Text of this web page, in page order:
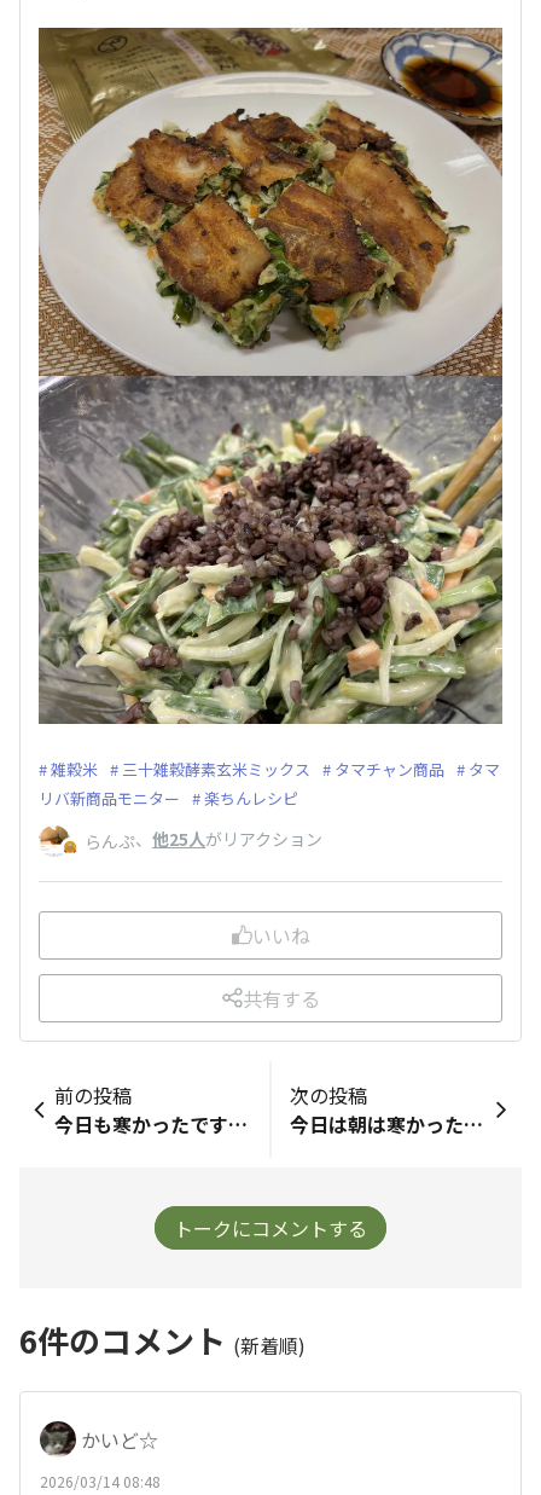
雑穀米 三十雑穀酵素玄米ミックス タマチャン商品
タマ
リバ新商品モニター
楽ちんレシピ
らんぷ、 他25人がリアクション
いいね
共有する
前の投稿
今日も寒かったですね。夕方、おさんぽ嫌いチワワのココたまとさんぽに行ってきました🐶💔 だいたい30分ぐらい歩くのですが、ココちゃん色々と病気をしてるので、大事をとって15分ぐらいに減らしました。 途中からは抱っこちゃんです。私の腕が痛いのでココちゃんは抱っこ服の中なのです。最近見つけたんですが、犬ポケットのついた服があるんですヨ。長袖パーカー犬入れるポケット付き～！買いました。自撮りができないので、ウチでクマ入れてこんな感じで撮ってみました。ホホホ🐻😁 万が一の為の落下防止のチェーンがついてます。これで両手が空くので楽チン便利でおさんぽできます。ココたまも嬉しそう🐶😃🎶 今日のタマチャン商品は、のりパリッチ。うどんやお好み焼き、焼きそば、ごはんにかけて食べてまーす。ﾊﾟﾘﾊﾟﾘﾊﾟﾘ😋🍴💕 そしてワンちゃん画像は、過去に私が一人暮らしを始めて、初任給のほぼ全部をかけて、飼ったヨークシャーテリアのとまとちゃんです。体重２㎏の極小ヨーキーです。給料ほぼ全部で支払ったので、貧しい食生活だったのをよーく覚えています。でも、犬が居ればそれでイイのダーッ😁💕
次の投稿
今日は朝は寒かったけど昼は暖かい日 あの日は寒い日でした 忘れてはいけない3.11 14:46 黙祷を捧げました あれから15年…知らない世代が増えてきました 語り継いで後世を守らなくてはいけませんね ✳︎ ✳︎ ✳︎ ✳︎ ✳︎ ✳︎ ✳︎ ✳︎ ✳︎ ✳︎ ✳︎ ✳︎ ✳︎ ✳︎ ✳︎ ✳︎ ✳︎ ✳︎ ✳︎ ✳︎ ✳︎ 昨日仕事先でお花のプレゼントいただきました🌷 ちょっとした事があってお祝いしてくれました 何より気持ちが嬉しい😊 今まで作る側だったのでお花をプレゼントされるのは何年振りだろう♥️ （みんな私にあげると値段がわかるってプレゼントしてくれない😆） 帰って飾ろうと思ったら知らぬ間にクセで色分けしてました😂 我が家は春の香りがしています🌸🌼 少しずつFlower baseに挿しました✨ いちごが来たけどあまり甘くなくて💦 いちごソースにしてパンナコッタにのせることにしました🍓 アルロースでほんのり甘くしてカロリー気にせず食べられるようにしました！！ レモンの代わりにみらいのこうそレモン味いれました（色保持の為と甘くてもサッパリさせる為） パンナコッタはアーモンドミルクに 新発売の『こなゆきさくらコラーゲン』を入れてみました！ 味に影響のない味でほんのりピンクが可愛いです🌸 パンナコッタほんのり甘い味 ゼラチンで柔らかめにしました 🌱ミントは庭のハーブコーナーのです やっと新芽がたくさんでてきてくれました✨ 完全無農薬（放ったらかしって事ですが） なので安心安全なハーブです🌱 花束のお礼にプレゼントに持っていきます🍓 美意識強め女子たちなのできっとコラーゲンは喜びます✨ 柔らかめにできたのできっと喜んでくれるはず✨ 普通の日常にいつもより感謝した日でした🌱
トークにコメントする
6件のコメント (新着順)
かいど☆
2026/03/14 08:48